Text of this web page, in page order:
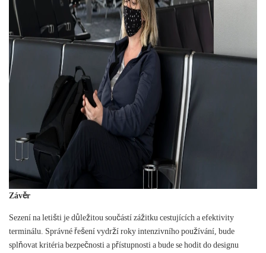
Závěr
Sezení na letišti je důležitou součástí zážitku cestujících a efektivity
terminálu. Správné řešení vydrží roky intenzivního používání, bude
splňovat kritéria bezpečnosti a přístupnosti a bude se hodit do designu